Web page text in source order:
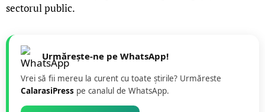
sectorul public.
Urmărește-ne pe WhatsApp!
Vrei să fii mereu la curent cu toate știrile? Urmăreste
CalarasiPress pe canalul de WhatsApp.